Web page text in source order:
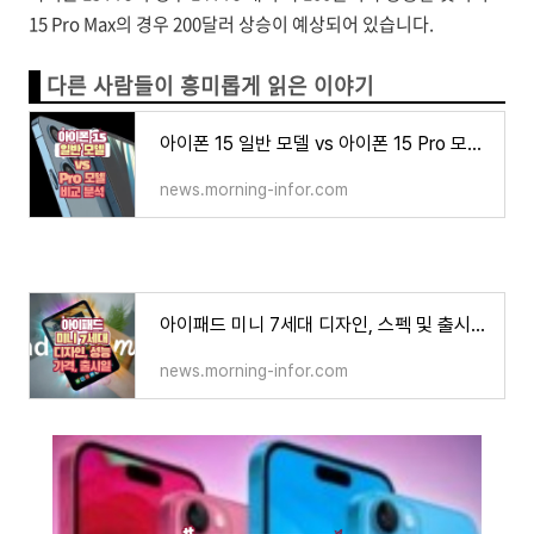
15 Pro Max의 경우 200달러 상승이 예상되어 있습니다.
다른 사람들이 흥미롭게 읽은 이야기
아이폰 15 일반 모델 vs 아이폰 15 Pro 모델 비교 분석
news.morning-infor.com
아이패드 미니 7세대 디자인, 스펙 및 출시일, 가격
news.morning-infor.com